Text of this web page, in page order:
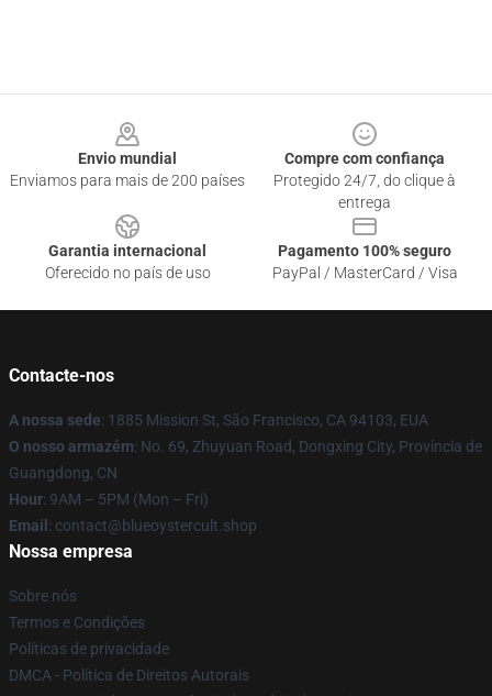
Envio mundial
Enviamos para mais de 200 países
Compre com confiança
Protegido 24/7, do clique à
entrega
Garantia internacional
Oferecido no país de uso
Pagamento 100% seguro
PayPal / MasterCard / Visa
Contacte-nos
A nossa sede: 1885 Mission St, São Francisco, CA 94103, EUA
O nosso armazém: No. 69, Zhuyuan Road, Dongxing City, Província de
Guangdong, CN
Hour: 9AM – 5PM (Mon – Fri)
Email : contact@blueoystercult.shop
Nossa empresa
Sobre nós
Termos e Condições
Políticas de privacidade
DMCA - Política de Direitos Autorais